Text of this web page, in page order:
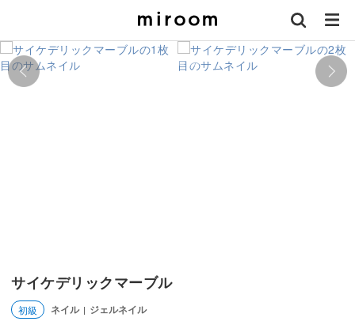
サイケデリックマーブル
初級 ネイル | ジェルネイル